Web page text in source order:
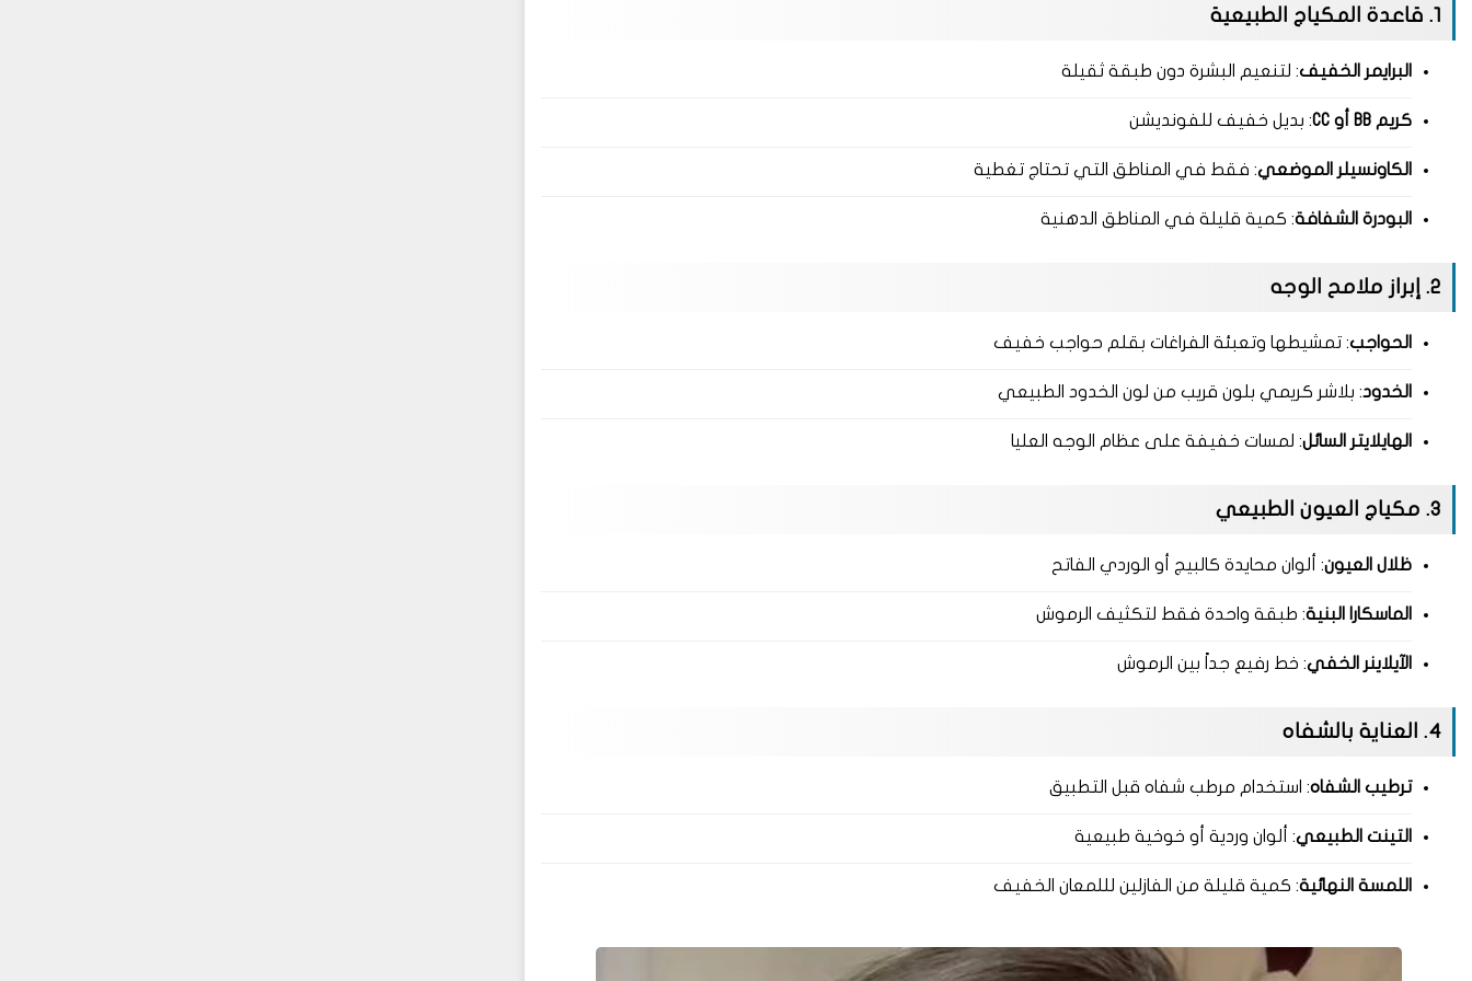
1. قاعدة المكياج الطبيعية
البرايمر الخفيف: لتنعيم البشرة دون طبقة ثقيلة
كريم BB أو CC : بديل خفيف للفونديشن
الكاونسيلر الموضعي: فقط في المناطق التي تحتاج تغطية
البودرة الشفافة: كمية قليلة في المناطق الدهنية
2. إبراز ملامح الوجه
الحواجب: تمشيطها وتعبئة الفراغات بقلم حواجب خفيف
الخدود: بلاشر كريمي بلون قريب من لون الخدود الطبيعي
الهايلايتر السائل: لمسات خفيفة على عظام الوجه العليا
3. مكياج العيون الطبيعي
ظلال العيون: ألوان محايدة كالبيج أو الوردي الفاتح
الماسكارا البنية: طبقة واحدة فقط لتكثيف الرموش
الآيلاينر الخفي: خط رفيع جداً بين الرموش
4. العناية بالشفاه
ترطيب الشفاه: استخدام مرطب شفاه قبل التطبيق
التينت الطبيعي: ألوان وردية أو خوخية طبيعية
اللمسة النهائية: كمية قليلة من الفازلين لللمعان الخفيف